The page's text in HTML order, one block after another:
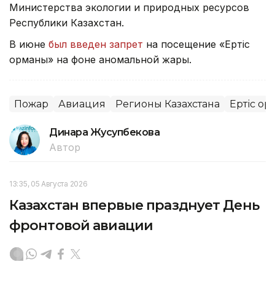
Министерства экологии и природных ресурсов
Республики Казахстан.
В июне был введен запрет на посещение «Ертіс
орманы» на фоне аномальной жары.
Пожар Авиация Регионы Казахстана Ертіс
Динара Жусупбекова
Автор
13:35, 05 Августа 2026
Казахстан впервые празднует День
фронтовой авиации